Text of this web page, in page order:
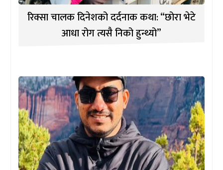
रिक्सा चालक दिनेशको दर्दनाक कथा: “छोरा भेटे
आधा रोग त्यसै निको हुन्थ्यो”